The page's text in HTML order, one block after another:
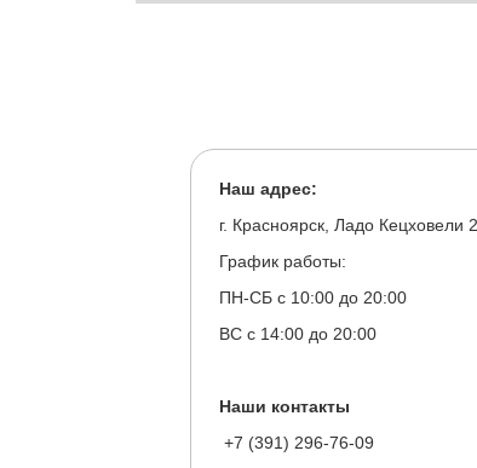
Наш адрес:
г. Красноярск, Ладо Кецховели
График работы:
ПН-СБ с 10:00 до 20:00
ВС с 14:00 до 20:00
Наши контакты
+7 (391) 296-76-09